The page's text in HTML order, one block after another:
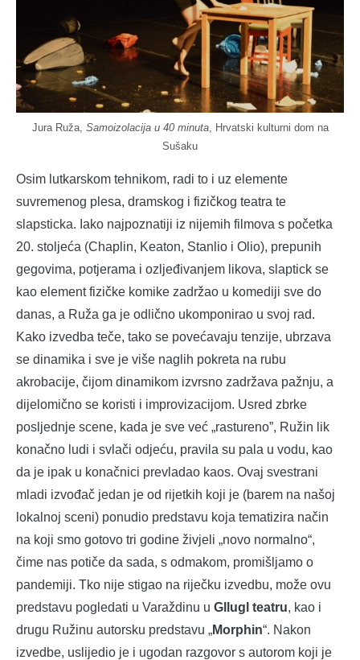
Jura Ruža, Samoizolacija u 40 minuta, Hrvatski kulturni dom na
Sušaku
Osim lutkarskom tehnikom, radi to i uz elemente
suvremenog plesa, dramskog i fizičkog teatra te
slapsticka. Iako najpoznatiji iz nijemih filmova s početka
20. stoljeća (Chaplin, Keaton, Stanlio i Olio), prepunih
gegovima, potjerama i ozljeđivanjem likova, slaptick se
kao element fizičke komike zadržao u komediji sve do
danas, a Ruža ga je odlično ukomponirao u svoj rad.
Kako izvedba teče, tako se povećavaju tenzije, ubrzava
se dinamika i sve je više naglih pokreta na rubu
akrobacije, čijom dinamikom izvrsno zadržava pažnju, a
dijelomično se koristi i improvizacijom. Usred zbrke
posljednje scene, kada je sve već „rastureno”, Ružin lik
konačno ludi i svlači odjeću, pravila su pala u vodu, kao
da je ipak u konačnici prevladao kaos. Ovaj svestrani
mladi izvođač jedan je od rijetkih koji je (barem na našoj
lokalnoj sceni) ponudio predstavu koja tematizira način
na koji smo gotovo tri godine živjeli „novo normalno“,
čime nas potiče da sada, s odmakom, promišljamo o
pandemiji. Tko nije stigao na riječku izvedbu, može ovu
predstavu pogledati u Varaždinu u Gllugl teatru, kao i
drugu Ružinu autorsku predstavu „Morphin“. Nakon
izvedbe, uslijedio je i ugodan razgovor s autorom koji je